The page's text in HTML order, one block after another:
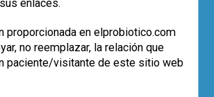
probioticos revistas 0
enlaces.
proporcionada en elprobiotico.com
no reemplazar, la relación que
paciente/visitante de este sitio web